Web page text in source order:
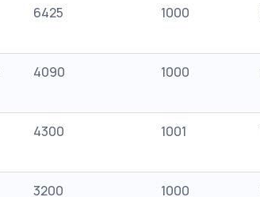
6425 1000
4090 1000
4300 1001
3200 1000